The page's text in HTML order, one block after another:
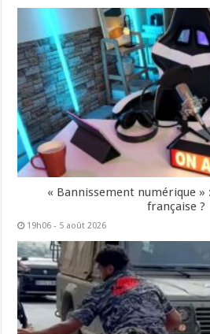
« Bannissement numérique
française ?
19h06 - 5 août 2026